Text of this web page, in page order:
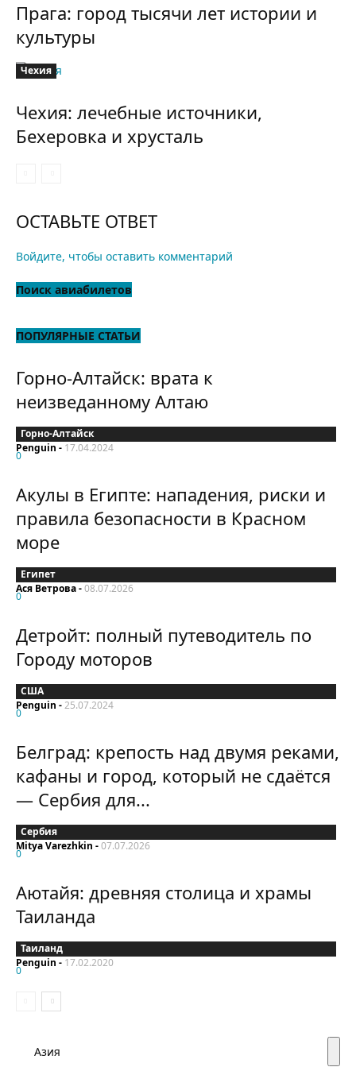
Прага: город тысячи лет истории и
культуры
Чехия
Чехия: лечебные источники,
Бехеровка и хрусталь
ОСТАВЬТЕ ОТВЕТ
Войдите, чтобы оставить комментарий
Поиск авиабилетов
ПОПУЛЯРНЫЕ СТАТЬИ
Горно-Алтайск: врата к
неизведанному Алтаю
Горно-Алтайск
Penguin - 17.04.2024
0
Акулы в Египте: нападения, риски и
правила безопасности в Красном
море
Египет
Ася Ветрова-08.07.2026
0
Детройт: полный путеводитель по
Городу моторов
США
Penguin -25.07.2024
0
Белград: крепость над двумя реками,
кафаны и город, который не сдаётся
— Сербия для...
Сербия
Mitya Varezhkin -07.07.2026
0
Аютайя: древняя столица и храмы
Таиланда
Таиланд
Penguin - 17.02.2020
0
Азия